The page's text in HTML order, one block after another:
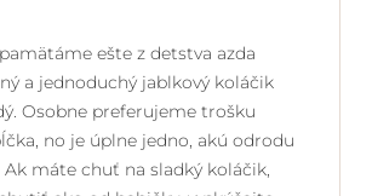
ešte z detstva azda
a jednoduchý jablkový koláčik
Osobne preferujeme trošku
no je úplne jedno, akú odrodu
Ak máte chuť na sladký koláčik,